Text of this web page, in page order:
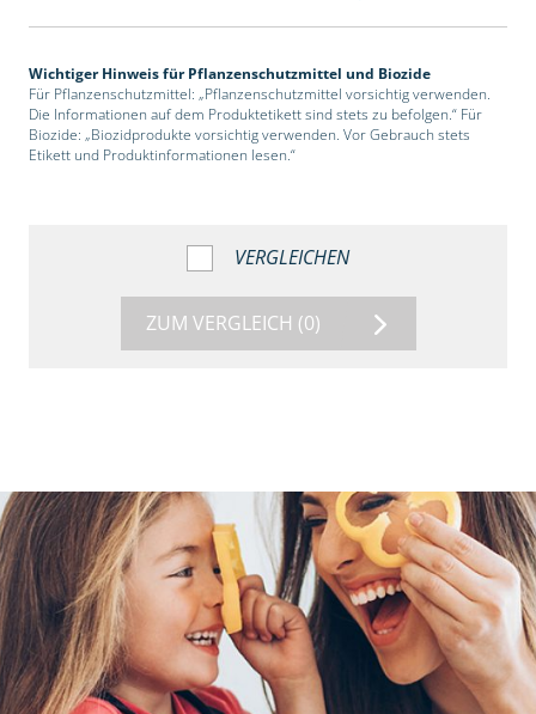
Wichtiger Hinweis für Pflanzenschutzmittel und Biozide
Für Pflanzenschutzmittel: „Pflanzenschutzmittel vorsichtig verwenden.
Die Informationen auf dem Produktetikett sind stets zu befolgen.“ Für
Biozide: „Biozidprodukte vorsichtig verwenden. Vor Gebrauch stets
Etikett und Produktinformationen lesen.“
VERGLEICHEN
ZUM VERGLEICH (0)